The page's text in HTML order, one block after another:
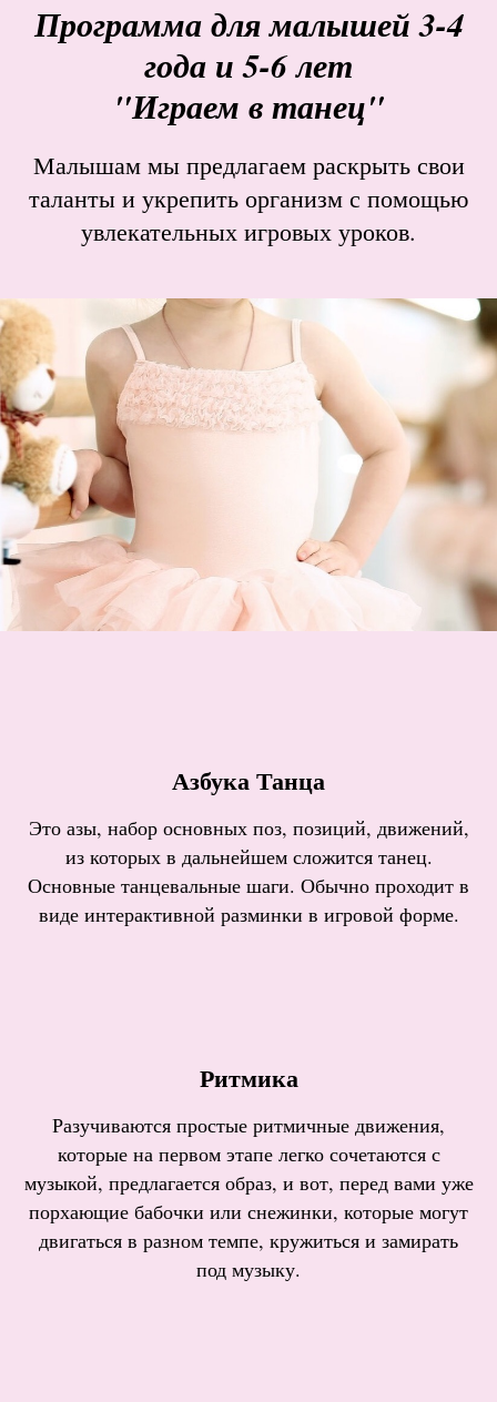
Программа для малышей 3-4
года и 5-6 лет
"Играем в танец"
Малышам мы предлагаем раскрыть свои
таланты и укрепить организм с помощью
увлекательных игровых уроков.
Азбука Танца
Это азы, набор основных поз, позиций, движений,
из которых в дальнейшем сложится танец.
Основные танцевальные шаги. Обычно проходит в
виде интерактивной разминки в игровой форме.
Ритмика
Разучиваются простые ритмичные движения,
которые на первом этапе легко сочетаются с
музыкой, предлагается образ, и вот, перед вами уже
порхающие бабочки или снежинки, которые могут
двигаться в разном темпе, кружиться и замирать
под музыку.